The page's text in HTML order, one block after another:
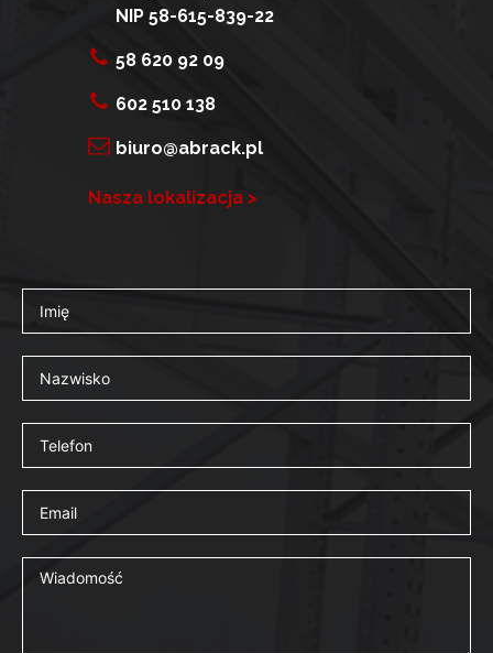
NIP 58-615-839-22
58 620 92 09
602 510 138
biuro@abrack.pl
Nasza lokalizacja >